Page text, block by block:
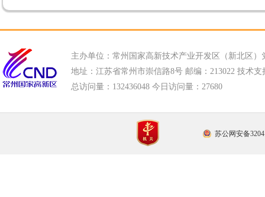
主办单位：常州国家高新技术产业开发区（新北区）
地址：江苏省常州市崇信路8号 邮编：213022 技术支
总访问量： 132436048 今日访问量： 27680
苏公网安备